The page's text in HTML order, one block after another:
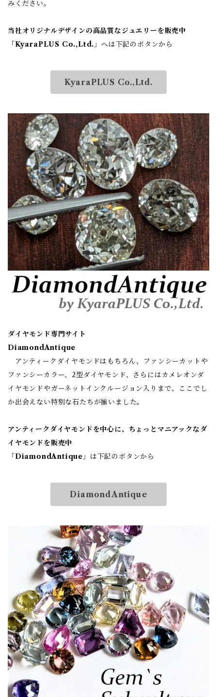
みください。
当社オリジナルデザインの高品質なジュエリーを販売中
「 KyaraPLUS Co.,Ltd. 」へは下記のボタンから
KyaraPLUS Co.,Ltd.
ダイヤモンド専門サイト
DiamondAntique
アンティークダイヤモンドはもちろん、ファンシーカットや
ファンシーカラー、2型ダイヤモンド、さらにはカメレオンダ
イヤモンドやガーネットインクルージョン入りまで、ここでし
か出会えない特別な石たちが揃いました。
アンティークダイヤモンドを中心に、ちょっとマニアックなダ
イヤモンドを販売中
「 DiamondAntique 」は下記のボタンから
DiamondAntique